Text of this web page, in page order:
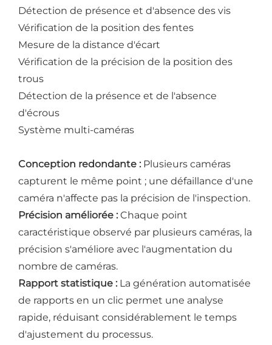
Détection de présence et d'absence des vis
Vérification de la position des fentes
Mesure de la distance d'écart
Vérification de la précision de la position des
trous
Détection de la présence et de l'absence
d'écrous
Système multi-caméras
Conception redondante : Plusieurs caméras
capturent le même point ; une défaillance d'une
caméra n'affecte pas la précision de l'inspection.
Précision améliorée : Chaque point
caractéristique observé par plusieurs caméras, la
précision s'améliore avec l'augmentation du
nombre de caméras.
Rapport statistique : La génération automatisée
de rapports en un clic permet une analyse
rapide, réduisant considérablement le temps
d'ajustement du processus.